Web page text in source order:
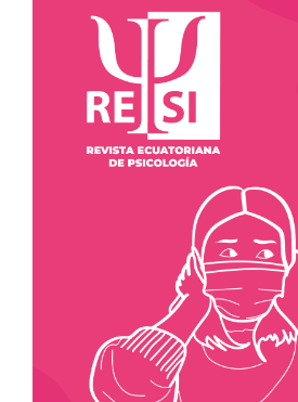
lateral
artículo